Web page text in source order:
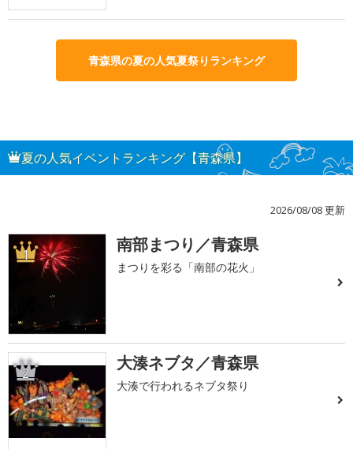
青森県の夏の人気夏祭りランキング
夏の人気イベントランキング【青森県】
2026/08/08 更新
1 南部まつり／青森県
まつりを彩る「南部の花火」
2 大湊ネブタ／青森県
大湊で行われるネブタ祭り